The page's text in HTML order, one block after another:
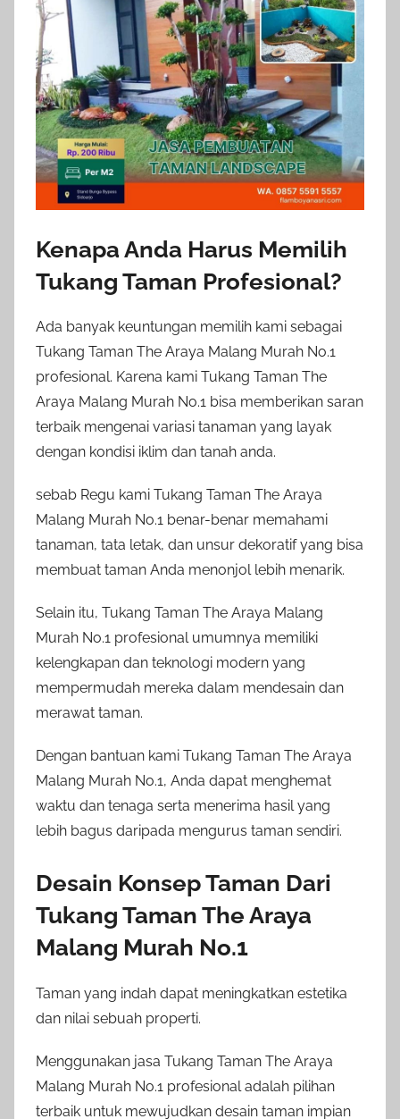
Kenapa Anda Harus Memilih
Tukang Taman Profesional?
Ada banyak keuntungan memilih kami sebagai
Tukang Taman The Araya Malang Murah No.1
profesional. Karena kami Tukang Taman The
Araya Malang Murah No.1 bisa memberikan saran
terbaik mengenai variasi tanaman yang layak
dengan kondisi iklim dan tanah anda.
sebab Regu kami Tukang Taman The Araya
Malang Murah No.1 benar-benar memahami
tanaman, tata letak, dan unsur dekoratif yang bisa
membuat taman Anda menonjol lebih menarik.
Selain itu, Tukang Taman The Araya Malang
Murah No.1 profesional umumnya memiliki
kelengkapan dan teknologi modern yang
mempermudah mereka dalam mendesain dan
merawat taman.
Dengan bantuan kami Tukang Taman The Araya
Malang Murah No.1, Anda dapat menghemat
waktu dan tenaga serta menerima hasil yang
lebih bagus daripada mengurus taman sendiri.
Desain Konsep Taman Dari
Tukang Taman The Araya
Malang Murah No.1
Taman yang indah dapat meningkatkan estetika
dan nilai sebuah properti.
Menggunakan jasa Tukang Taman The Araya
Malang Murah No.1 profesional adalah pilihan
terbaik untuk mewujudkan desain taman impian